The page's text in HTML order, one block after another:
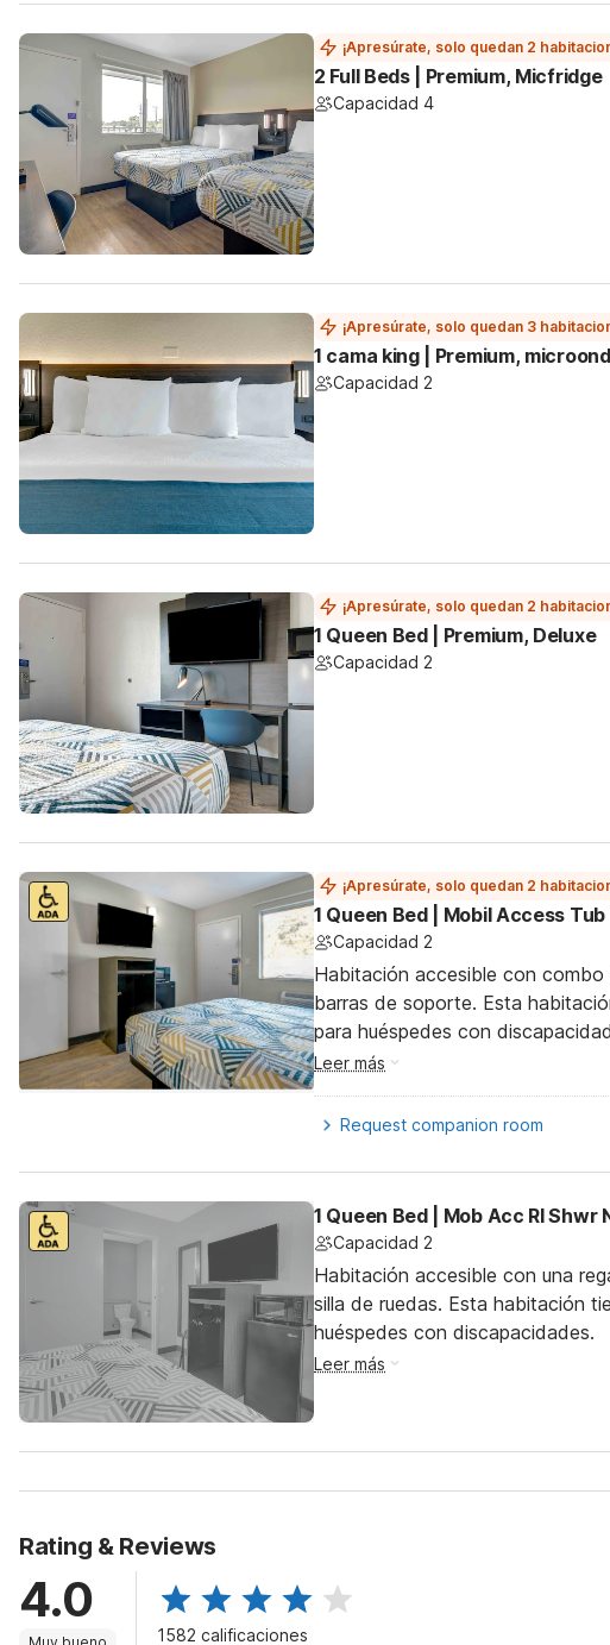
¡Apresúrate, solo quedan 2
2 Full Beds | Premium, Micfridge
Capacidad 4
¡Apresúrate, solo quedan 3
1 cama king | Premium,
Capacidad 2
¡Apresúrate, solo quedan 2
1 Queen Bed | Premium, Deluxe
Capacidad 2
¡Apresúrate, solo quedan 2
1 Queen Bed | Mobil Access
Capacidad 2
Habitación accesible con
barras de soporte. Esta
para huéspedes con
Leer más
Request companion room
1 Queen Bed | Mob Acc RI Shwr
Capacidad 2
Habitación accesible con una
silla de ruedas. Esta habitación
huéspedes con discapacidades.
Leer más
Rating & Reviews
4.0
1582 calificaciones